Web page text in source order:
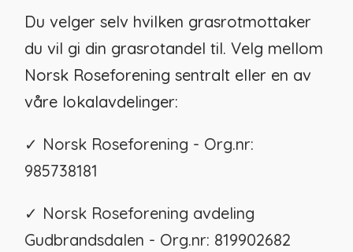
Du velger selv hvilken grasrotmottaker
du vil gi din grasrotandel til. Velg mellom
Norsk Roseforening sentralt eller en av
våre lokalavdelinger:
✓ Norsk Roseforening - Org.nr:
985738181
✓ Norsk Roseforening avdeling
Gudbrandsdalen - Org.nr: 819902682